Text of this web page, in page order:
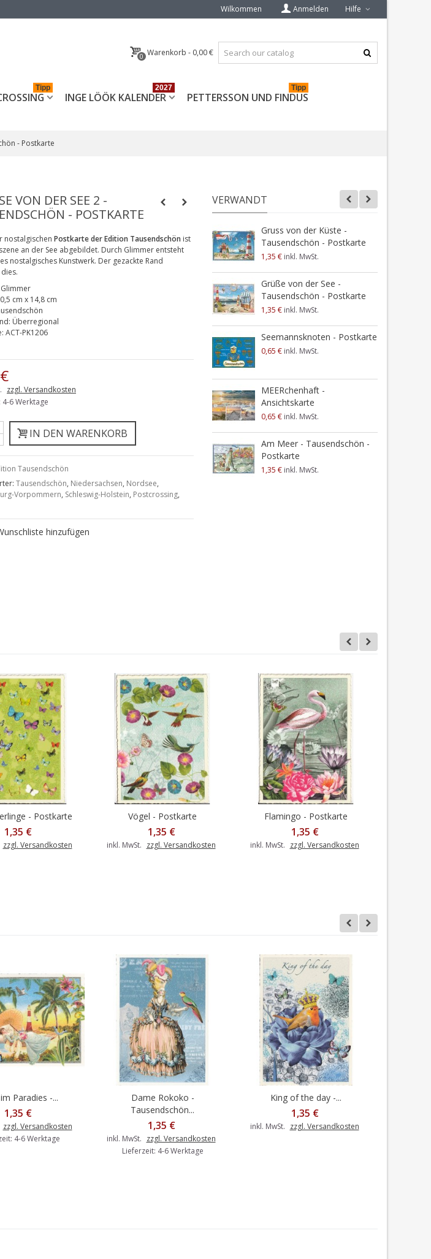
Wilkommen Anmelden Hilfe
0 Warenkorb - 0,00 €
Tipp
INGE LÖÖK KALENDER
2027
PETTERSSON UND FINDUS
Tipp
- Postkarte
VON DER SEE 2 - T
- POSTKARTE
nostalgischen Postkarte der Edition Tausendschön ist
an der See abgebildet. Durch Glimmer entsteht
nostalgisches Kunstwerk. Der gezackte Rand
Glimmer
cm x 14,8 cm
Überregional
ACT-PK1206
zzgl. Versandkosten
4-6 Werktage
IN DEN WARENKORB
Tausendschön
Tausendschön, Niedersachsen, Nordsee,
Vorpommern, Schleswig-Holstein, Postcrossing,
hinzufügen
VERWANDT
Gruss von der Küste -
Tausendschön - Postkarte
1,35 € inkl. MwSt.
Grüße von der See -
Tausendschön - Postkarte
1,35 € inkl. MwSt.
Seemannsknoten - Postkarte
0,65 € inkl. MwSt.
MEERchenhaft -
Ansichtskarte
0,65 € inkl. MwSt.
Am Meer - Tausendschön -
Postkarte
1,35 € inkl. MwSt.
- Postkarte
1,35 €
zzgl. Versandkosten
Vögel - Postkarte
1,35 €
inkl. MwSt. zzgl. Versandkosten
Flamingo - Postkarte
1,35 €
inkl. MwSt. zzgl. Versandkosten
den Warenkorb
Paradies -...
1,35 €
zzgl. Versandkosten
4-6 Werktage
In den Warenkorb
Dame Rokoko -
Tausendschön...
1,35 €
inkl. MwSt. zzgl. Versandkosten
Lieferzeit: 4-6 Werktage
King of the day -...
1,35 €
inkl. MwSt. zzgl. Versandkosten